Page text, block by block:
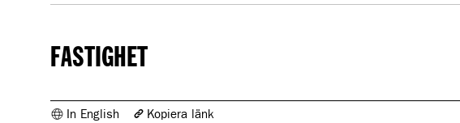
FASTIGHET
In English Kopiera länk